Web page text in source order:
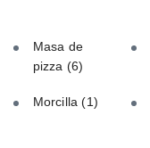
Masa de
pizza (6)
Morcilla(1)